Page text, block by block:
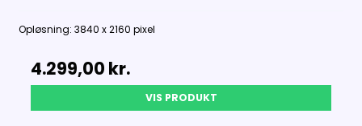
Opløsning: 3840 x 2160 pixel
4.299,00 kr.
VIS PRODUKT